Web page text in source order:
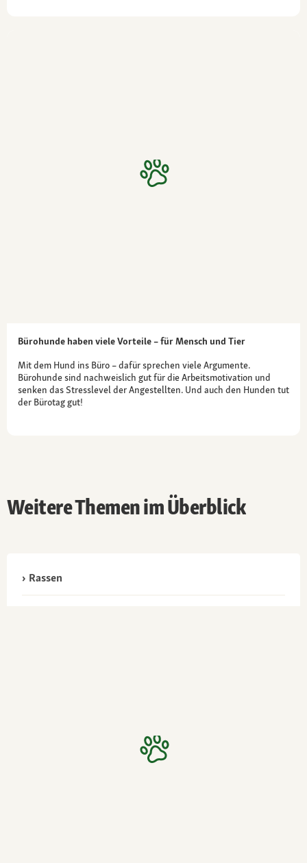
Bürohunde haben viele Vorteile – für Mensch und Tier
Mit dem Hund ins Büro – dafür sprechen viele Argumente.
Bürohunde sind nachweislich gut für die Arbeitsmotivation und
senken das Stresslevel der Angestellten. Und auch den Hunden tut
der Bürotag gut!
Weitere Themen im Überblick
Rassen